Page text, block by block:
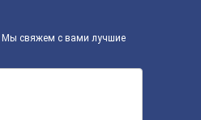
Мы свяжем с вами лучшие